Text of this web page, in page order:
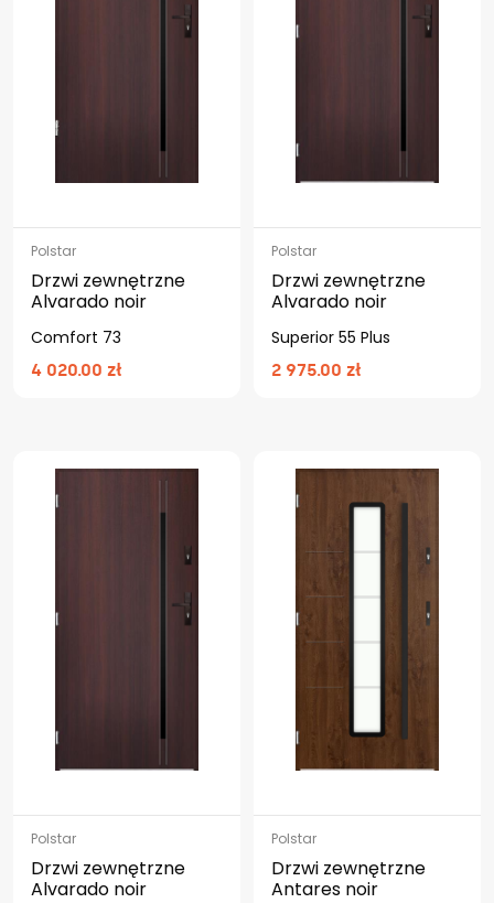
Polstar
Drzwi zewnętrzne
Alvarado noir
Comfort 73
4 020.00 zł
Polstar
Drzwi zewnętrzne
Alvarado noir
Superior 55 Plus
2 975.00 zł
Polstar
Drzwi zewnętrzne
Alvarado noir
Polstar
Drzwi zewnętrzne
Antares noir